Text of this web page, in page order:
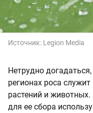
Источник: Legion Media
Нетрудно
регионах роса
растений и
для ее сбора